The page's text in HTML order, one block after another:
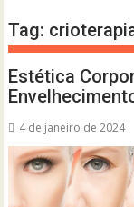
Tag:
Estética
4 de janeiro de 2024